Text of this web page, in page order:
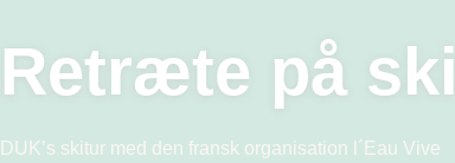
Retræte på ski
DUK’s skitur med den fransk organisation l´Eau Vive